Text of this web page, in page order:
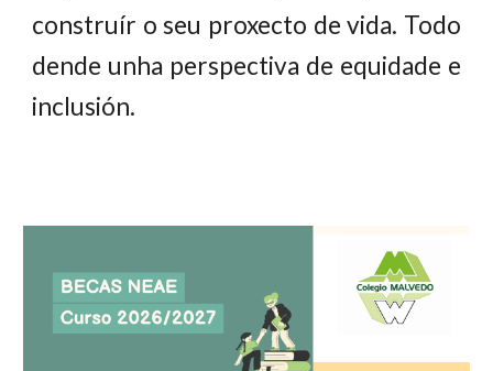
construír o seu proxecto de vida. Todo
dende unha perspectiva de equidade e
inclusión.